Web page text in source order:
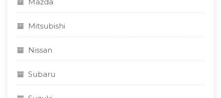
Mitsubishi
Nissan
Subaru